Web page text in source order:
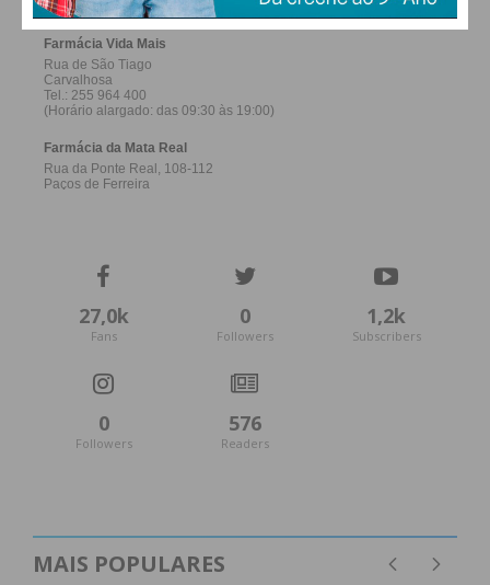
27,0k
Fans
0
Followers
1,2k
Subscribers
0
Followers
576
Readers
MAIS POPULARES